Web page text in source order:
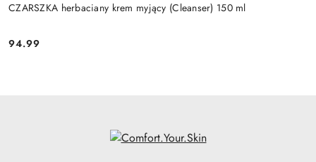
CZARSZKA herbaciany krem myjący (Cleanser) 150 ml
Cena:
94.99